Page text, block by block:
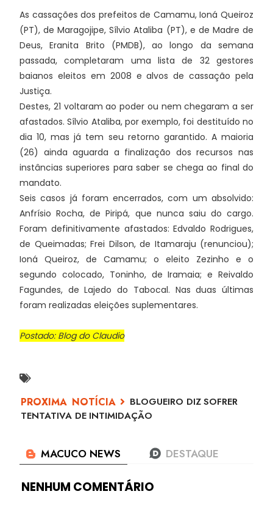
As cassações dos prefeitos de Camamu, Ioná Queiroz
(PT), de Maragojipe, Sílvio Ataliba (PT), e de Madre de
Deus, Eranita Brito (PMDB), ao longo da semana
passada, completaram uma lista de 32 gestores
baianos eleitos em 2008 e alvos de cassação pela
Justiça.
Destes, 21 voltaram ao poder ou nem chegaram a ser
afastados. Sílvio Ataliba, por exemplo, foi destituído no
dia 10, mas já tem seu retorno garantido. A maioria
(26) ainda aguarda a finalização dos recursos nas
instâncias superiores para saber se chega ao final do
mandato.
Seis casos já foram encerrados, com um absolvido:
Anfrísio Rocha, de Piripá, que nunca saiu do cargo.
Foram definitivamente afastados: Edvaldo Rodrigues,
de Queimadas; Frei Dilson, de Itamaraju (renunciou);
Ioná Queiroz, de Camamu; o eleito Zezinho e o
segundo colocado, Toninho, de Iramaia; e Reivaldo
Fagundes, de Lajedo do Tabocal. Nas duas últimas
foram realizadas eleições suplementares.
Postado: Blog do Claudio
BLOGUEIRO DIZ SOFRER
TENTATIVA DE INTIMIDAÇÃO
NENHUM COMENTÁRIO